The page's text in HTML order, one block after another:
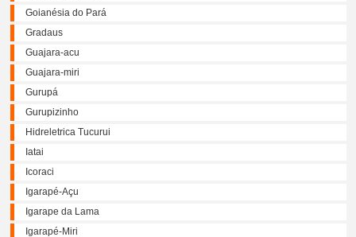
Goianésia do Pará
Gradaus
Guajara-acu
Guajara-miri
Gurupá
Gurupizinho
Hidreletrica Tucurui
Iatai
Icoraci
Igarapé-Açu
Igarape da Lama
Igarapé-Miri